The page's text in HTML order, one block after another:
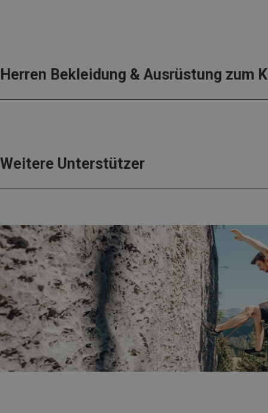
Herren Bekleidung & Ausrüstung zum
Weitere Unterstützer